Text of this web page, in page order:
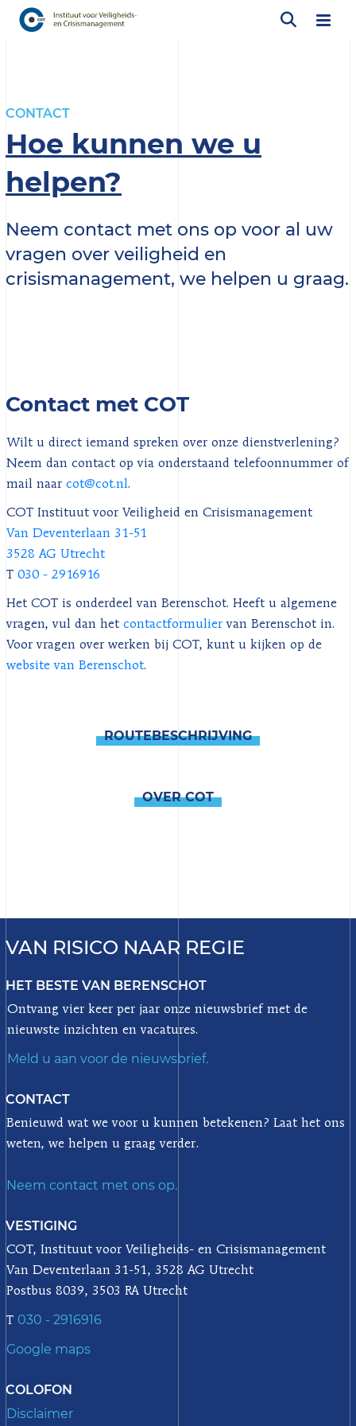
CONTACT
Hoe kunnen we u
helpen?
Neem contact met ons op voor al uw
vragen over veiligheid en
crisismanagement, we helpen u graag.
Contact met COT
Wilt u direct iemand spreken over onze dienstverlening?
Neem dan contact op via onderstaand telefoonnummer of
mail naar cot@cot.nl.
COT Instituut voor Veiligheid en Crisismanagement
Van Deventerlaan 31-51
3528 AG Utrecht
T 030 - 2916916
Het COT is onderdeel van Berenschot. Heeft u algemene
vragen, vul dan het contactformulier van Berenschot in.
Voor vragen over werken bij COT, kunt u kijken op de
website van Berenschot.
ROUTEBESCHRIJVING
OVER COT
VAN RISICO NAAR REGIE
HET BESTE VAN BERENSCHOT
Ontvang vier keer per jaar onze nieuwsbrief met de
nieuwste inzichten en vacatures.
Meld u aan voor de nieuwsbrief.
CONTACT
Benieuwd wat we voor u kunnen betekenen? Laat het ons
weten, we helpen u graag verder.
Neem contact met ons op.
VESTIGING
COT, Instituut voor Veiligheids- en Crisismanagement
Van Deventerlaan 31-51, 3528 AG Utrecht
Postbus 8039, 3503 RA Utrecht
T 030 - 2916916
Google maps
COLOFON
Disclaimer